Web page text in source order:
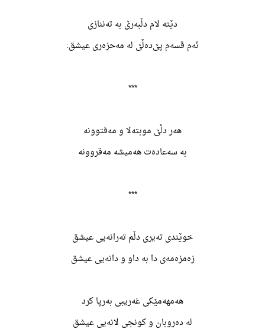
دێته لام دڵبەرێ به تەننازی
ئەم قسەم پێ‌دەڵێ له مەحزەری عیشق:
***
هەر دڵێ موبتەلا و مەفتوونە
به سەعادەت هەمیشه مەقروونە
***
خوێندی تەیری دڵم تەرانەیی عیشق
زەمزەمەی دا به داو و دانەیی عیشق
هەمهەمێکی غەریبی بەرپا کرد
له دەروبان و کونجی لانەیی عیشق